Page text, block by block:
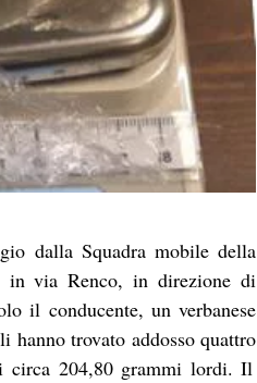
dalla Squadra mobile della
in via Renco, in direzione di
il conducente, un verbanese
trovato addosso quattro
circa 204,80 grammi lordi. Il